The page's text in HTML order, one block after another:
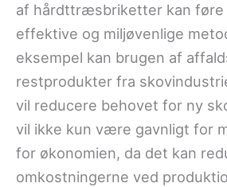
af hårdttræsbriketter kan føre
effektive og miljøvenlige
eksempel kan brugen af
restprodukter fra
vil reducere behovet for ny
vil ikke kun være gavnligt for
for økonomien, da det kan
omkostningerne ved